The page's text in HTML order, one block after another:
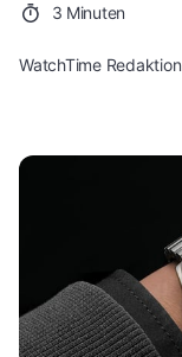
3 Minuten
WatchTime Redaktion